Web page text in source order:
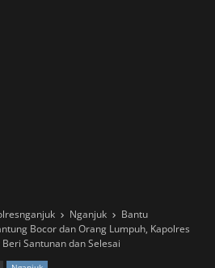
Nganjuk
Bantu
Bocor dan Orang Lumpuh, Kapolres
Santunan dan Selesai